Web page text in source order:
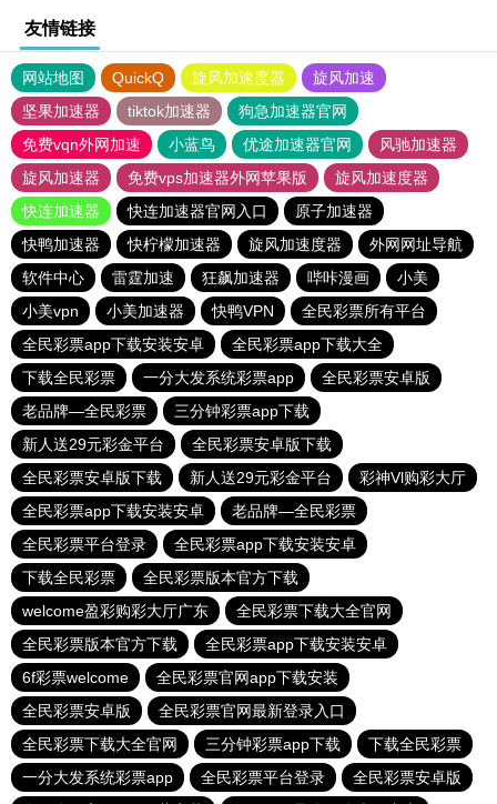
友情链接
网站地图 QuickQ 旋风加速度器
旋风加速
坚果加速器
tiktok加速器
狗急加速器官网
免费vqn外网加速
小蓝鸟 优途加速器官网
风驰加速器
旋风加速器
免费vps加速器外网苹果版
旋风加速度器
快连加速器
快连加速器官网入口
原子加速器
快鸭加速器
快柠檬加速器 旋风加速度器
外网网址导航
软件中心
雷霆加速 狂飙加速器 哔咔漫画
小美
小美vpn
小美加速器 快鸭VPN
全民彩票所有平台
全民彩票app下载安装安卓
全民彩票app下载大全
下载全民彩票
一分大发系统彩票app
全民彩票安卓版
老品牌—全民彩票
三分钟彩票app下载
新人送29元彩金平台
全民彩票安卓版下载
全民彩票安卓版下载
新人送29元彩金平台
彩神Vl购彩大厅
全民彩票app下载安装安卓
老品牌—全民彩票
全民彩票平台登录
全民彩票app下载安装安卓
下载全民彩票
全民彩票版本官方下载
welcome盈彩购彩大厅广东
全民彩票下载大全官网
全民彩票版本官方下载
全民彩票app下载安装安卓
6f彩票welcome
全民彩票官网app下载安装
全民彩票安卓版
全民彩票官网最新登录入口
全民彩票下载大全官网
三分钟彩票app下载
下载全民彩票
一分大发系统彩票app
全民彩票平台登录
全民彩票安卓版